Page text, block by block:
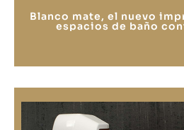
Blanco mate, el nuevo
espacios de baño